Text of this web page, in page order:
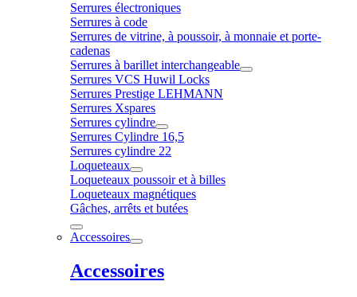
Serrures électroniques
Serrures à code
Serrures de vitrine, à poussoir, à monnaie et porte-
cadenas
Serrures à barillet interchangeable
Serrures VCS Huwil Locks
Serrures Prestige LEHMANN
Serrures Xspares
Serrures cylindre
Serrures Cylindre 16,5
Serrures cylindre 22
Loqueteaux
Loqueteaux poussoir et à billes
Loqueteaux magnétiques
Gâches, arrêts et butées
Accessoires
Accessoires